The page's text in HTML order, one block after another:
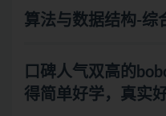
算法与数据结构 -综
口碑人气双高的
得简单好学，真实